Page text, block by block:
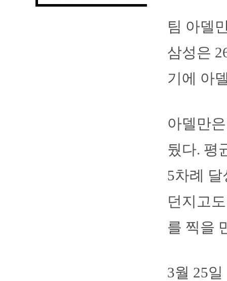
팀 아델
삼성은
기에 아
아델만
뒀다. 평
5차례
던지고
를 찍을
3월 25